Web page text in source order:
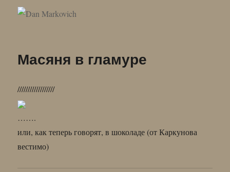
Масяня в гламуре
//////////////////
…….
или, как теперь говорят, в шоколаде (от Каркунова
вестимо)